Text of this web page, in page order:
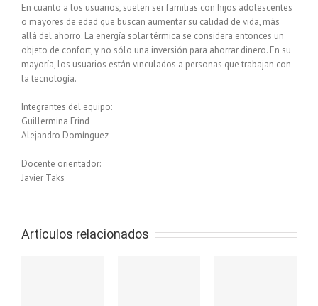
En cuanto a los usuarios, suelen ser familias con hijos adolescentes
o mayores de edad que buscan aumentar su calidad de vida, más
allá del ahorro. La energía solar térmica se considera entonces un
objeto de confort, y no sólo una inversión para ahorrar dinero. En su
mayoría, los usuarios están vinculados a personas que trabajan con
la tecnología.
Integrantes del equipo:
Guillermina Frind
Alejandro Domínguez
Docente orientador:
Javier Taks
Artículos relacionados